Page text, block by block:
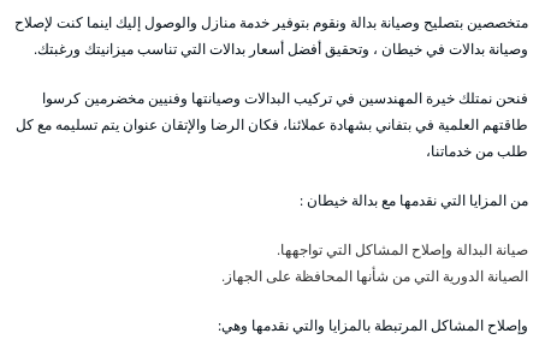
متخصصين بتصليح وصيانة بدالة ونقوم بتوفير خدمة منازل والوصول إليك اينما كنت لإصلاح
وصيانة بدالات في خيطان ، وتحقيق أفضل أسعار بدالات التي تناسب ميزانيتك ورغبتك.
فنحن نمتلك خيرة المهندسين في تركيب البدالات وصيانتها وفنيين مخضرمين كرسوا
طاقتهم العلمية في بتفاني بشهادة عملائنا، فكان الرضا والإتقان عنوان يتم تسليمه مع كل
طلب من خدماتنا،
من المزايا التي نقدمها مع بدالة خيطان :
صيانة البدالة وإصلاح المشاكل التي تواجهها.
الصيانة الدورية التي من شأنها المحافظة على الجهاز.
وإصلاح المشاكل المرتبطة بالمزايا والتي نقدمها وهي: